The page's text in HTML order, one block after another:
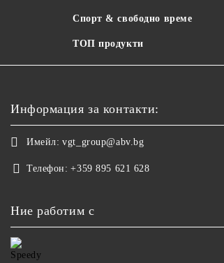
Спорт & свободно време
ТОП продукти
Информация за контакти:
Имейл: vgt_group@abv.bg
Телефон: +359 895 621 628
Ние работим с